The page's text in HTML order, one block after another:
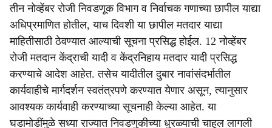
तीन नोव्हेंबर रोजी निवडणूक विभाग व निर्वाचक गणाच्या छापील याद्या
अधिप्रमाणित होतील, याच दिवशी या छापील मतदार याद्या
माहितीसाठी ठेवण्यात आल्याची सूचना प्रसिद्ध होईल. 12 नोव्हेंबर
रोजी मतदान केंद्राची यादी व केंद्रनिहाय मतदार यादी प्रसिद्ध
करण्याचे आदेश आहेत. तसेच यादीतील दुबार नावांसंदर्भातील
कार्यवाहीचे मार्गदर्शन स्वतंत्रपणे करण्यात येणार असून, त्यानुसार
आवश्यक कार्यवाही करण्याच्या सूचनाही केल्या आहेत. या
घडामोडींमुळे सध्या राज्यात निवडणुकीच्या धुरळ्याची चाहूल लागली